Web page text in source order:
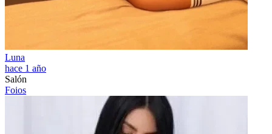
Luna
hace 1 año
Salón
Foios